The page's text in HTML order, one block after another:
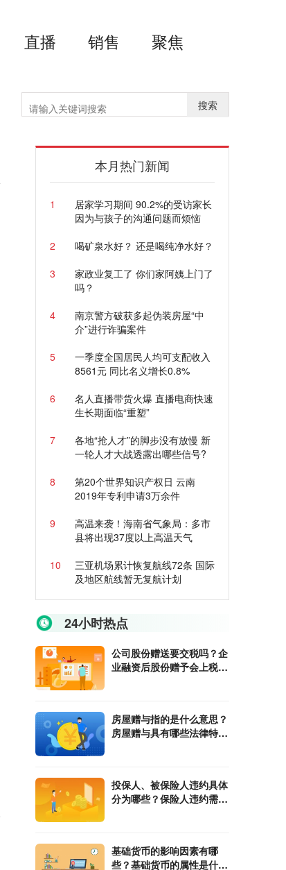
直播 销售 聚焦
搜索
本月热门新闻
1
居家学习期间 90.2%的受访家长
因为与孩子的沟通问题而烦恼
2
喝矿泉水好？ 还是喝纯净水好？
3
家政业复工了 你们家阿姨上门了
吗？
4
南京警方破获多起伪装房屋“中
介”进行诈骗案件
5
一季度全国居民人均可支配收入
8561元 同比名义增长0.8%
6
名人直播带货火爆 直播电商快速
生长期面临“重塑”
7
各地“抢人才”的脚步没有放慢 新
一轮人才大战透露出哪些信号?
8
第20个世界知识产权日 云南
2019年专利申请3万余件
9
高温来袭！海南省气象局：多市
县将出现37度以上高温天气
10
三亚机场累计恢复航线72条 国际
及地区航线暂无复航计划
24小时热点
公司股份赠送要交税吗？企
业融资后股份赠予会上税
房屋赠与指的是什么意思？
房屋赠与具有哪些法律特
投保人、被保险人违约具体
分为哪些？保险人违约需要
基础货币的影响因素有哪
些？基础货币的属性是什